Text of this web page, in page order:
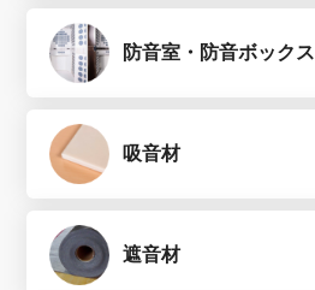
防音室・防音ボックス
吸音材
遮音材